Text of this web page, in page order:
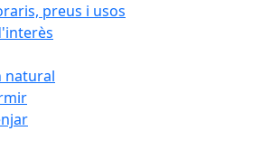
preus i usos
natural